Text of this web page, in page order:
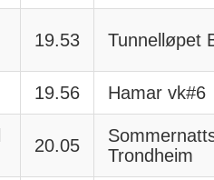
19.53 Tunnelløpet
19.56 Hamar vk#6
20.05
Trondheim